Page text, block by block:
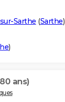
Sarthe (Sarthe)
)
ans)